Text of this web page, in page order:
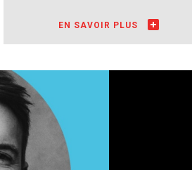
EN SAVOIR PLUS